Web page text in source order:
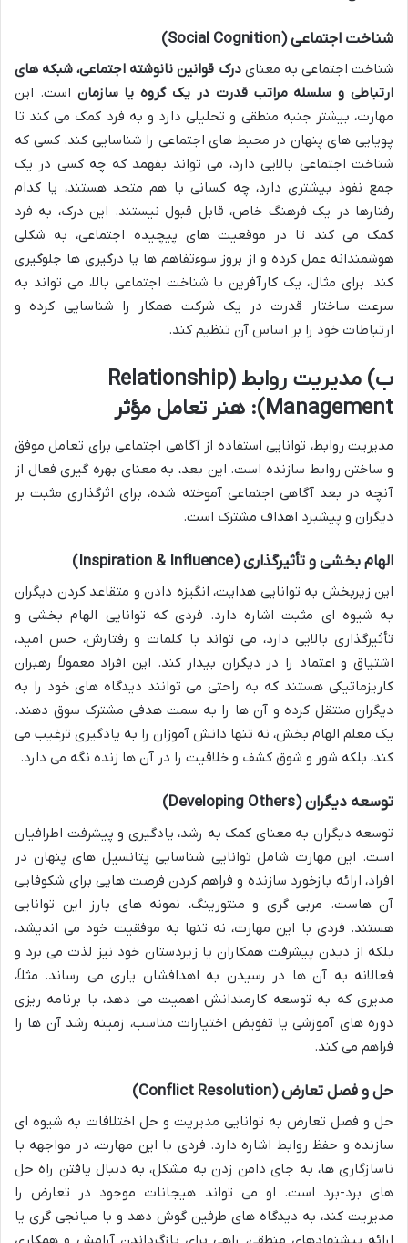
شناخت اجتماعی (Social Cognition)
شناخت اجتماعی به معنایدرک قوانین نانوشته اجتماعی، شبکه های
ارتباطی و سلسله مراتب قدرت در یک گروه یا سازمان است. این
مهارت، بیشتر جنبه منطقی و تحلیلی دارد و به فرد کمک می کند تا
پویایی های پنهان در محیط های اجتماعی را شناسایی کند. کسی که
شناخت اجتماعی بالایی دارد، می تواند بفهمد که چه کسی در یک
جمع نفوذ بیشتری دارد، چه کسانی با هم متحد هستند، یا کدام
رفتارها در یک فرهنگ خاص، قابل قبول نیستند. این درک، به فرد
کمک می کند تا در موقعیت های پیچیده اجتماعی، به شکلی
هوشمندانه عمل کرده و از بروز سوءتفاهم ها یا درگیری ها جلوگیری
کند. برای مثال، یک کارآفرین با شناخت اجتماعی بالا، می تواند به
سرعت ساختار قدرت در یک شرکت همکار را شناسایی کرده و
ارتباطات خود را بر اساس آن تنظیم کند.
ب) مدیریت روابط (Relationship
Management): هنر تعامل مؤثر
مدیریت روابط، توانایی استفاده از آگاهی اجتماعی برای تعامل موفق
و ساختن روابط سازنده است. این بعد، به معنای بهره گیری فعال از
آنچه در بعد آگاهی اجتماعی آموخته شده، برای اثرگذاری مثبت بر
دیگران و پیشبرد اهداف مشترک است.
الهام بخشی و تأثیرگذاری (Inspiration & Influence)
این زیربخش به توانایی هدایت، انگیزه دادن و متقاعد کردن دیگران
به شیوه ای مثبت اشاره دارد. فردی که توانایی الهام بخشی و
تأثیرگذاری بالایی دارد، می تواند با کلمات و رفتارش، حس امید،
اشتیاق و اعتماد را در دیگران بیدار کند. این افراد معمولاً رهبران
کاریزماتیکی هستند که به راحتی می توانند دیدگاه های خود را به
دیگران منتقل کرده و آن ها را به سمت هدفی مشترک سوق دهند.
یک معلم الهام بخش، نه تنها دانش آموزان را به یادگیری ترغیب می
کند، بلکه شور و شوق کشف و خلاقیت را در آن ها زنده نگه می دارد.
توسعه دیگران (Developing Others)
توسعه دیگران به معنای کمک به رشد، یادگیری و پیشرفت اطرافیان
است. این مهارت شامل توانایی شناسایی پتانسیل های پنهان در
افراد، ارائه بازخورد سازنده و فراهم کردن فرصت هایی برای شکوفایی
آن هاست. مربی گری و منتورینگ، نمونه های بارز این توانایی
هستند. فردی با این مهارت، نه تنها به موفقیت خود می اندیشد،
بلکه از دیدن پیشرفت همکاران یا زیردستان خود نیز لذت می برد و
فعالانه به آن ها در رسیدن به اهدافشان یاری می رساند. مثلاً،
مدیری که به توسعه کارمندانش اهمیت می دهد، با برنامه ریزی
دوره های آموزشی یا تفویض اختیارات مناسب، زمینه رشد آن ها را
فراهم می کند.
حل و فصل تعارض (Conflict Resolution)
حل و فصل تعارض به توانایی مدیریت و حل اختلافات به شیوه ای
سازنده و حفظ روابط اشاره دارد. فردی با این مهارت، در مواجهه با
ناسازگاری ها، به جای دامن زدن به مشکل، به دنبال یافتن راه حل
های برد-برد است. او می تواند هیجانات موجود در تعارض را
مدیریت کند، به دیدگاه های طرفین گوش دهد و با میانجی گری یا